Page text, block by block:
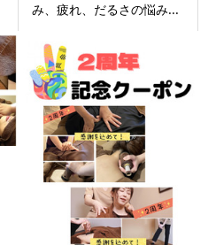
み、疲れ、だるさの悩み...